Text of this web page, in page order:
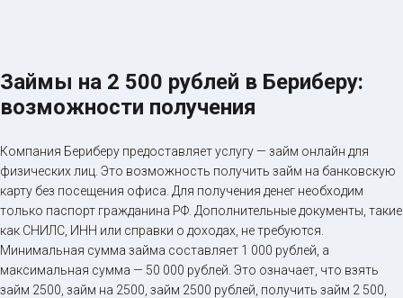
Займы на 2 500 рублей в Бериберу:
возможности получения
Компания Бериберу предоставляет услугу — займ онлайн для
физических лиц. Это возможность получить займ на банковскую
карту без посещения офиса. Для получения денег необходим
только паспорт гражданина РФ. Дополнительные документы, такие
как СНИЛС, ИНН или справки о доходах, не требуются.
Минимальная сумма займа составляет 1 000 рублей, а
максимальная сумма — 50 000 рублей. Это означает, что взять
займ 2500, займ на 2500, займ 2500 рублей, получить займ 2 500,